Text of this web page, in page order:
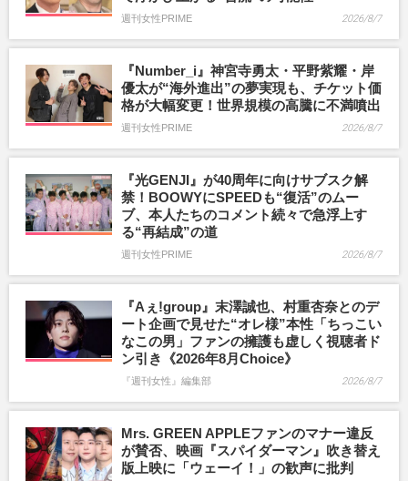
週刊女性PRIME 2026/8/7
『Number_i』神宮寺勇太・平野紫耀・岸
優太が“海外進出”の夢実現も、チケット価
格が大幅変更！世界規模の高騰に不満噴出
週刊女性PRIME 2026/8/7
『光GENJI』が40周年に向けサブスク解
禁！BOOWYにSPEEDも“復活”のムー
ブ、本人たちのコメント続々で急浮上す
る“再結成”の道
週刊女性PRIME 2026/8/7
『Aぇ!group』末澤誠也、村重杏奈とのデ
ート企画で見せた“オレ様”本性「ちっこい
なこの男」ファンの擁護も虚しく視聴者ド
ン引き《2026年8月Choice》
『週刊女性』編集部 2026/8/7
Mrs. GREEN APPLEファンのマナー違反
が賛否、映画『スパイダーマン』吹き替え
版上映に「ウェーイ！」の歓声に批判